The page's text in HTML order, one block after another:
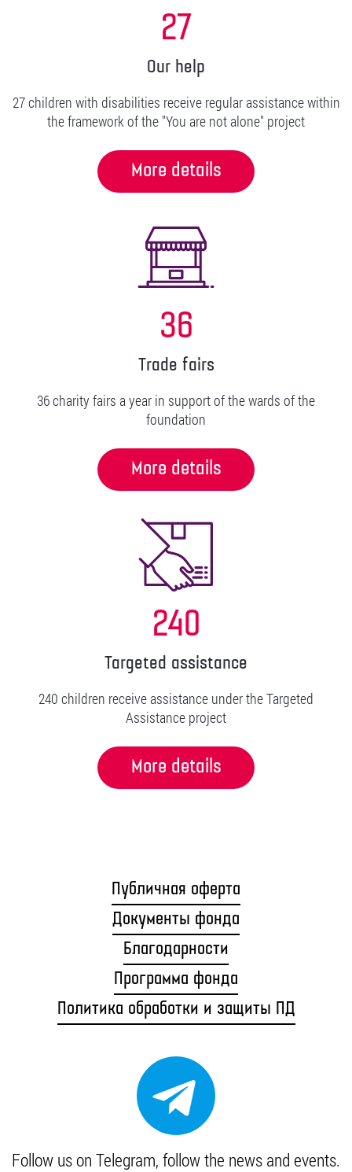
27
Our help
27 children with disabilities receive regular assistance within
the framework of the "You are not alone" project
More details
36
Trade fairs
36 charity fairs a year in support of the wards of the
foundation
More details
240
Targeted assistance
240 children receive assistance under the Targeted
Assistance project
More details
Публичная оферта
Документы фонда
Благодарности
Программа фонда
Политика обработки и защиты ПД
Follow us on Telegram, follow the news and events.